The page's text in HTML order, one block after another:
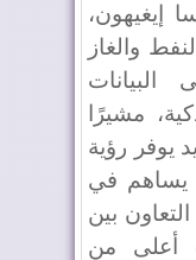
إيغيهون،
والغاز
مشيرًا
يوفر رؤية
يساهم في
بين
أعلى من